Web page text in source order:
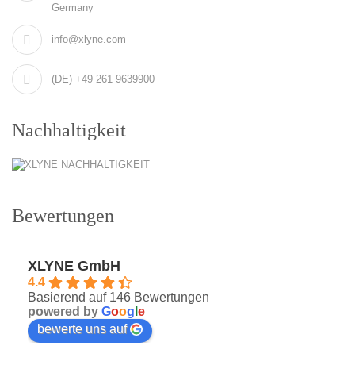
Germany
info@xlyne.com
(DE) +49 261 9639900
Nachhaltigkeit
Bewertungen
XLYNE GmbH
4.4
Basierend auf 146 Bewertungen
powered by Goog e
bewerte uns auf